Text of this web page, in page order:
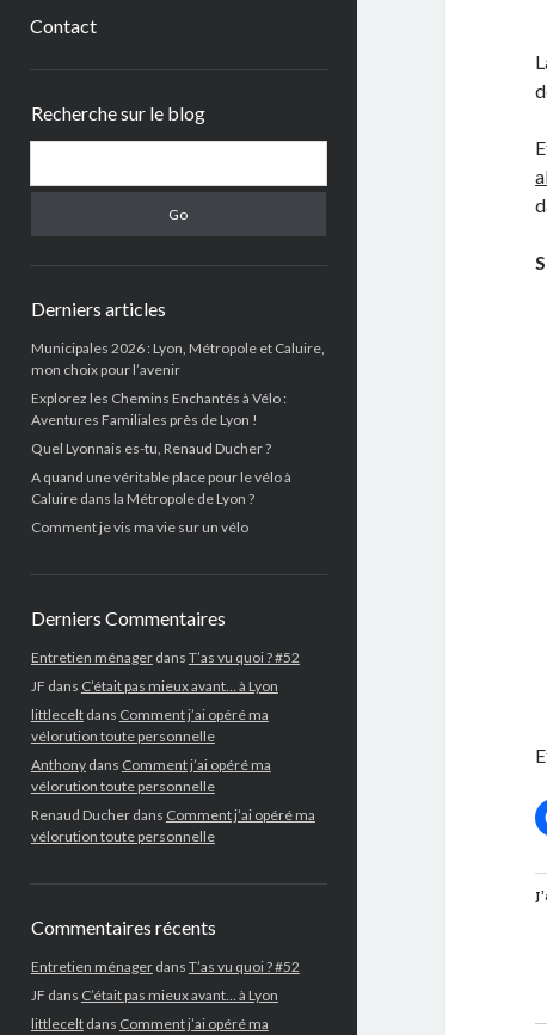
Contact
Recherche sur le blog
Derniers articles
Municipales 2026 : Lyon, Métropole et Caluire,
mon choix pour l’avenir
Explorez les Chemins Enchantés à Vélo :
Aventures Familiales près de Lyon !
Quel Lyonnais es-tu, Renaud Ducher ?
A quand une véritable place pour le vélo à
Caluire dans la Métropole de Lyon ?
Comment je vis ma vie sur un vélo
Derniers Commentaires
Entretien ménagerdans T’as vu quoi ? #52
JF dans C’était pas mieux avant… à Lyon
littleceltdans Comment j’ai opéré ma
vélorution toute personnelle
Anthonydans Comment j’ai opéré ma
vélorution toute personnelle
Renaud Ducherdans Comment j’ai opéré ma
vélorution toute personnelle
Commentaires récents
Entretien ménagerdans T’as vu quoi ? #52
JF dans C’était pas mieux avant… à Lyon
littleceltdans Comment j’ai opéré ma